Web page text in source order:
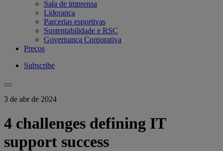
Sala de imprensa
Liderança
Parcerias esportivas
Sustentabilidade e RSC
Governança Corporativa
Preços
Subscribe
3 de abr de 2024
4 challenges defining IT
support success